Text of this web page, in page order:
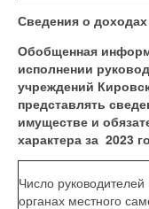
Сведения о доходах
Обобщенная
исполнении
учреждений
представлять
имуществе и
характера за 2023
Число
органах местного